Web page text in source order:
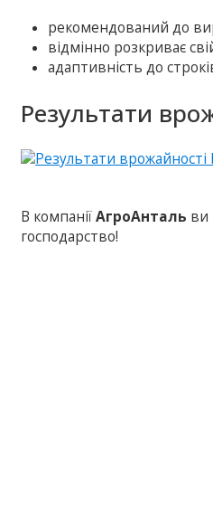
рекомендований до
відмінно розкриває
адаптивність до
Результати
В компаніїАгроАнталь ви
господарство!